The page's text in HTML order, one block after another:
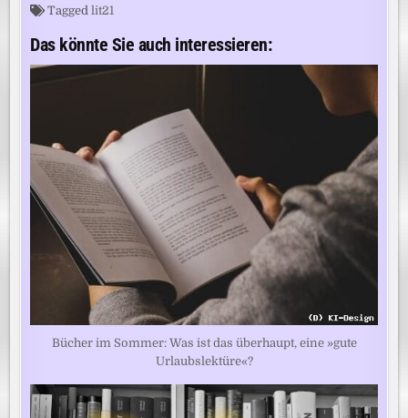
Taggedlit21
Das könnte Sie auch interessieren:
Bücher im Sommer: Was ist das überhaupt, eine »gute
Urlaubslektüre«?